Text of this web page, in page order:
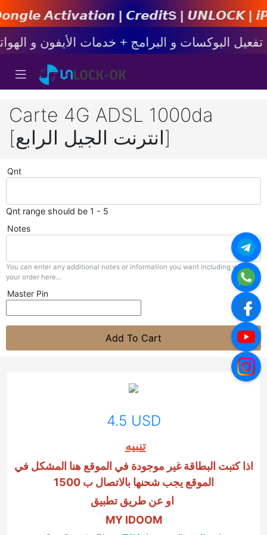
𝘼𝙘𝙩𝙞𝙫𝙖𝙩𝙞𝙤𝙣 | 𝘾𝙧𝙚𝙙𝙞𝙩s | 𝙐𝙉𝙇𝙊𝘾𝙆
Carte 4G ADSL 1000da
[انترنت الجيل الرابع]
Qnt
Qnt range should be 1 - 5
Notes
You can enter any additional notes or information you want including with
your order here...
Master Pin
Add To Cart
4.5 USD
تنبيه
اذا كتبت البطاقة غير موجودة في الموقع هنا المشكل في
الموقع يجب شحنها بالاتصال ب 1500
MY IDOOM